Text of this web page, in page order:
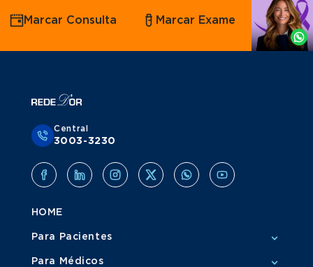
Agende
por
Whatsapp
Marcar Consulta Marcar Exame
Central
3003-3230
HOME
Para Pacientes
Para Médicos